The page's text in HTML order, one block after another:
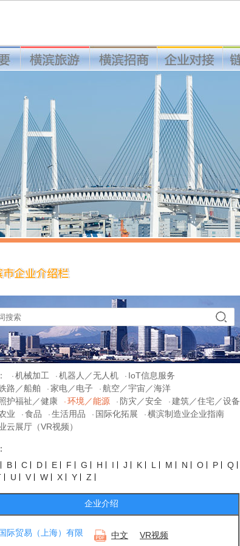
· 机械加工 · 机器人／无人机 · IoT信息服务
路／船舶 · 家电／电子 · 航空／宇宙／海洋
护福祉／健康 · 环境／能源 · 防灾／安全 · 建筑／住宅／设备
业 · 食品 · 生活用品 · 国际化拓展 · 横滨制造业企业指南
云展厅（VR视频）
B C D E F G H I J K L M N O P
Q
U V W X Y Z
企业介绍
际贸易（上海）有限
中文 VR视频